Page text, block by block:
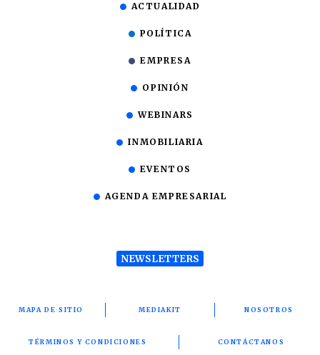
ACTUALIDAD
POLÍTICA
EMPRESA
OPINIÓN
WEBINARS
INMOBILIARIA
EVENTOS
AGENDA EMPRESARIAL
NEWSLETTERS
MAPA DE SITIO MEDIAKIT NOSOTROS
TÉRMINOS Y CONDICIONES CONTÁCTANOS